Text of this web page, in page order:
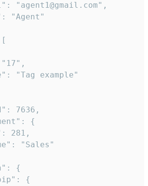
"agent1@gmail.com",
"Agent"
"Tag example"
7636,
{
281,
"Sales"
{
{